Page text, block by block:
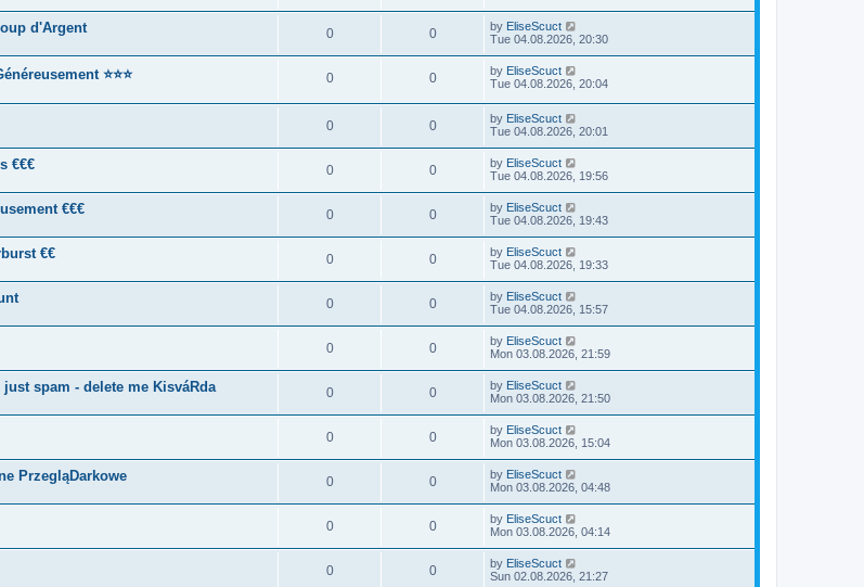
d'Argent 0 0 by EliseScuct
Tue 04.08.2026, 20:30
⭐⭐⭐ 0 0 by EliseScuct
Tue 04.08.2026, 20:04
0 0 by EliseScuct
Tue 04.08.2026, 20:01
€€€ 0 0 by EliseScuct
Tue 04.08.2026, 19:56
€€€ 0 0 by EliseScuct
Tue 04.08.2026, 19:43
€€ 0 0 by EliseScuct
Tue 04.08.2026, 19:33
0 0 by EliseScuct
Tue 04.08.2026, 15:57
0 0 by EliseScuct
Mon 03.08.2026, 21:59
spam - delete me KisváRda 0 0 by EliseScuct
Mon 03.08.2026, 21:50
0 0 by EliseScuct
Mon 03.08.2026, 15:04
PrzegląDarkowe 0 0 by EliseScuct
Mon 03.08.2026, 04:48
0 0 by EliseScuct
Mon 03.08.2026, 04:14
0 0 by EliseScuct
Sun 02.08.2026, 21:27